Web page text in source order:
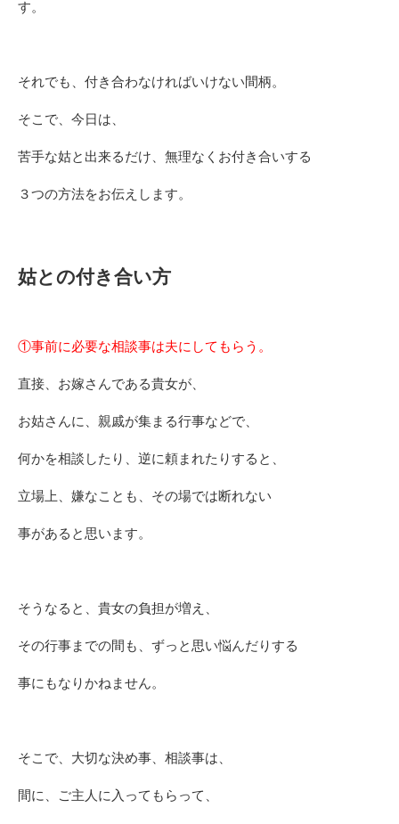
す。
それでも、付き合わなければいけない間柄。
そこで、今日は、
苦手な姑と出来るだけ、無理なくお付き合いする
３つの方法をお伝えします。
姑との付き合い方
①事前に必要な相談事は夫にしてもらう。
直接、お嫁さんである貴女が、
お姑さんに、親戚が集まる行事などで、
何かを相談したり、逆に頼まれたりすると、
立場上、嫌なことも、その場では断れない
事があると思います。
そうなると、貴女の負担が増え、
その行事までの間も、ずっと思い悩んだりする
事にもなりかねません。
そこで、大切な決め事、相談事は、
間に、ご主人に入ってもらって、